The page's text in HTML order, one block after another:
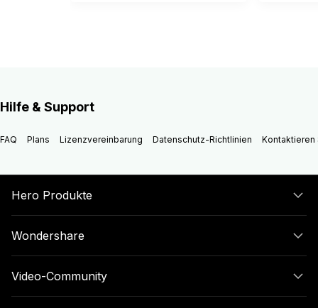
Hilfe & Support
FAQ Plans Lizenzvereinbarung Datenschutz-Richtlinien Kontaktieren
Hero Produkte
Wondershare
Video-Community